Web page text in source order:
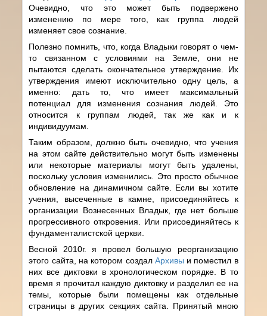
Очевидно, что это может быть подвержено
изменению по мере того, как группа людей
изменяет свое сознание.
Полезно помнить, что, когда Владыки говорят о чем-
то связанном с условиями на Земле, они не
пытаются сделать окончательное утверждение. Их
утверждения имеют исключительно одну цель, а
именно: дать то, что имеет максимальный
потенциал для изменения сознания людей. Это
относится к группам людей, так же как и к
индивидуумам.
Таким образом, должно быть очевидно, что учения
на этом сайте действительно могут быть изменены
или некоторые материалы могут быть удалены,
поскольку условия изменились. Это просто обычное
обновление на динамичном сайте. Если вы хотите
учения, высеченные в камне, присоединяйтесь к
организации Вознесенных Владык, где нет больше
прогрессивного откровения. Или присоединяйтесь к
фундаменталистской церкви.
Весной 2010г. я провел большую реорганизацию
этого сайта, на котором создал Архивы и поместил в
них все диктовки в хронологическом порядке. В то
время я прочитал каждую диктовку и разделил ее на
темы, которые были помещены как отдельные
страницы в других секциях сайта. Принятый мною